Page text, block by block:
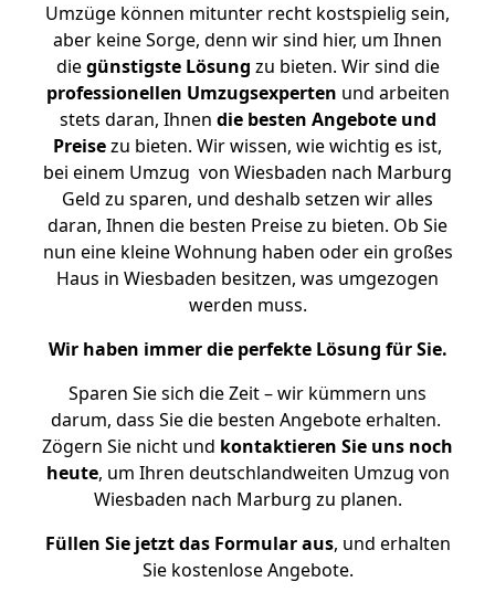
Umzüge können mitunter recht kostspielig sein,
aber keine Sorge, denn wir sind hier, um Ihnen
diegünstigste Lösung zu bieten. Wir sind die
professionellen Umzugsexperten und arbeiten
stets daran, Ihnen die besten Angebote und
Preisezu bieten. Wir wissen, wie wichtig es ist,
bei einem Umzug von Wiesbaden nach Marburg
Geld zu sparen, und deshalb setzen wir alles
daran, Ihnen die besten Preise zu bieten. Ob Sie
nun eine kleine Wohnung haben oder ein großes
Haus in Wiesbaden besitzen, was umgezogen
werden muss.
Wir haben immer die perfekte Lösung für Sie.
Sparen Sie sich die Zeit – wir kümmern uns
darum, dass Sie die besten Angebote erhalten.
Zögern Sie nicht und kontaktieren Sie uns noch
heute, um Ihren deutschlandweiten Umzug von
Wiesbaden nach Marburg zu planen.
Füllen Sie jetzt das Formular aus, und erhalten
Sie kostenlose Angebote.